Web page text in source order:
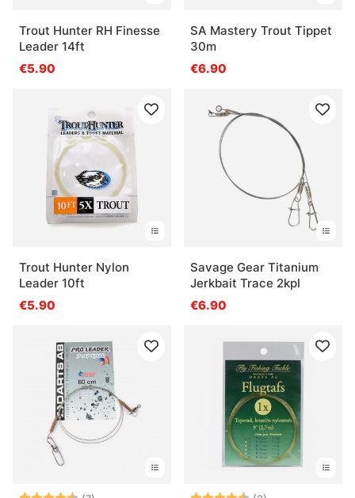
Trout Hunter RH Finesse
Leader 14ft
€5.90
SA Mastery Trout Tippet
30m
€6.90
Trout Hunter Nylon
Leader 10ft
€5.90
Savage Gear Titanium
Jerkbait Trace 2kpl
€6.90